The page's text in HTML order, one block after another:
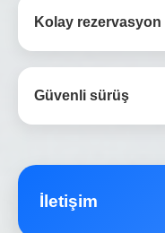
Kolay rezervasyon
Güvenli sürüş
İletişim